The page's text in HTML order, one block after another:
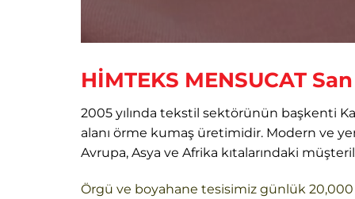
HİMTEKS MENSUCAT
2005 yılında tekstil sektörünün başkenti
alanı örme kumaş üretimidir. Modern ve
Avrupa, Asya ve Afrika kıtalarındaki
Örgü ve boyahane tesisimiz günlük